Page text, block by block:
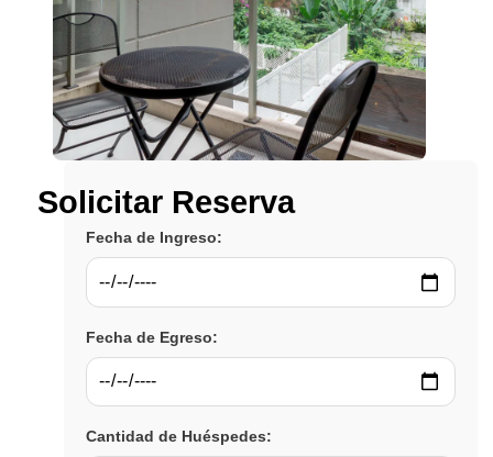
Solicitar Reserva
Fecha de Ingreso:
Fecha de Egreso:
Cantidad de Huéspedes: